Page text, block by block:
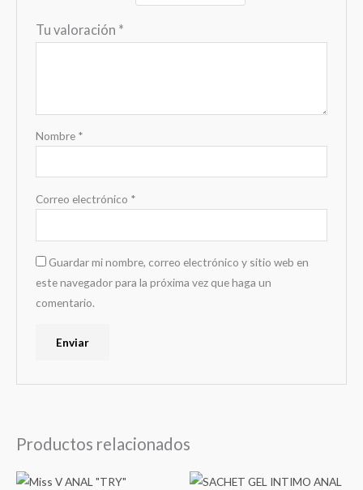
Tu valoración *
Nombre *
Correo electrónico *
Guardar mi nombre, correo electrónico y sitio web en
este navegador para la próxima vez que haga un
comentario.
Productos relacionados